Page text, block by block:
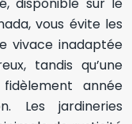
disponible sur le
vous évite les
vivace inadaptée
tandis qu’une
année
Les jardineries